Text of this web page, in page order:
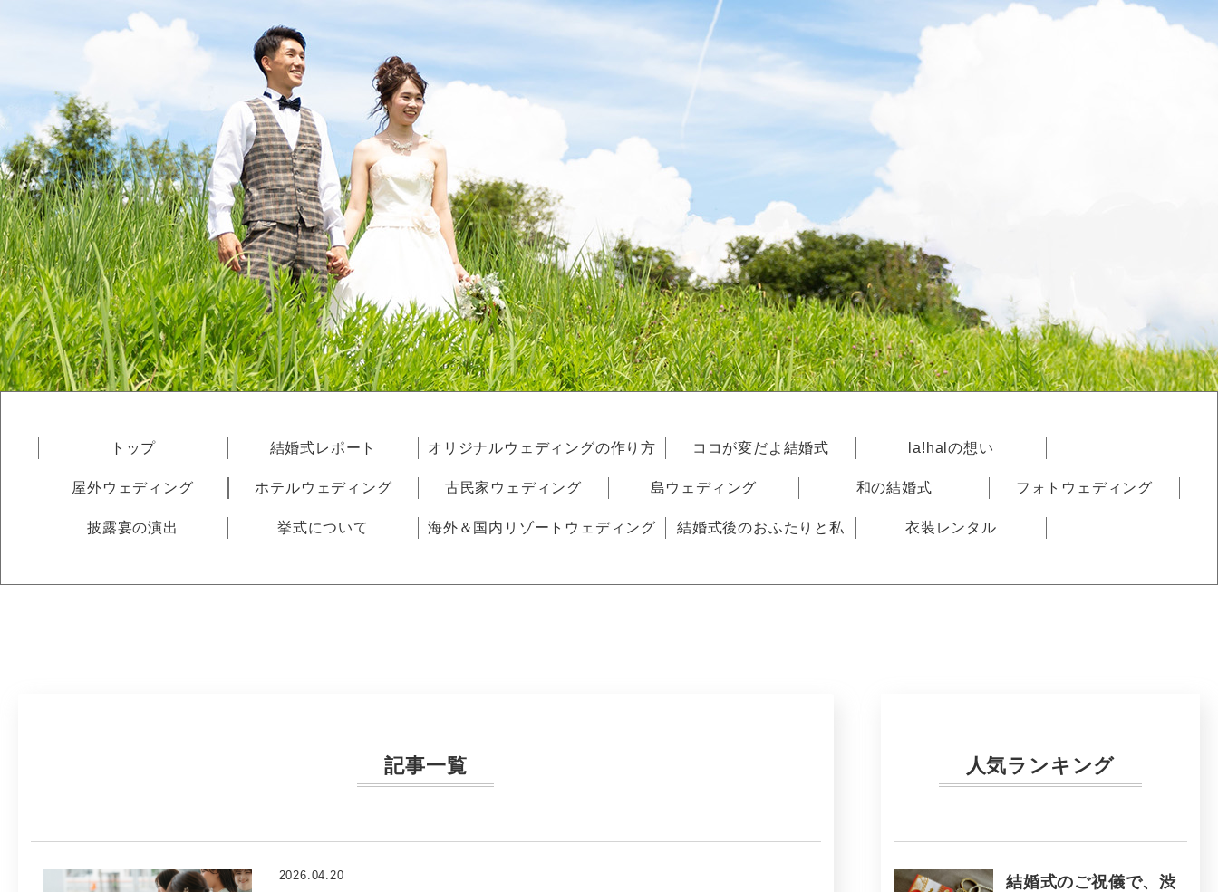
トップ 結婚式レポート オリジナルウェディングの作り方 ココが変だよ結婚式 la!halの想い
屋外ウェディング ホテルウェディング 古民家ウェディング 島ウェディング 和の結婚式 フォトウェディング
披露宴の演出 挙式について 海外＆国内リゾートウェディング 結婚式後のおふたりと私 衣装レンタル
記事一覧
2026.04.20
人気ランキング
結婚式のご祝儀で、渋